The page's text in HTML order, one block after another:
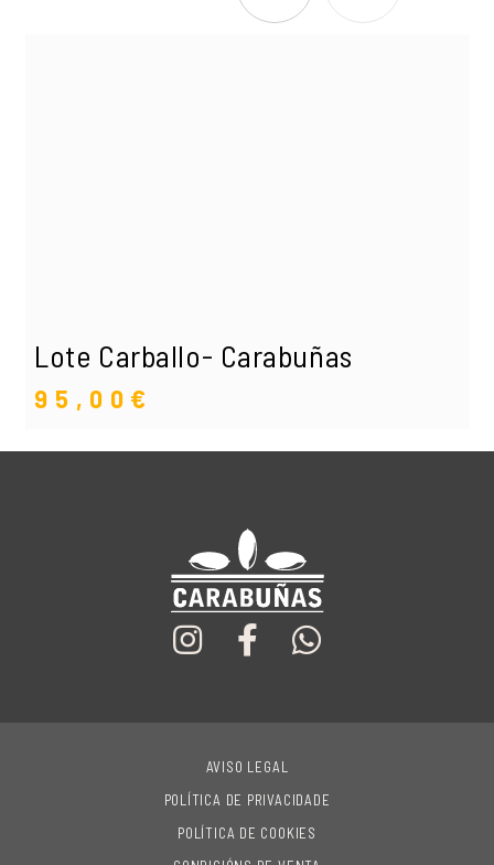
Lote Carballo- Carabuñas
95,00 €
AVISO LEGAL
POLÍTICA DE PRIVACIDADE
POLÍTICA DE COOKIES